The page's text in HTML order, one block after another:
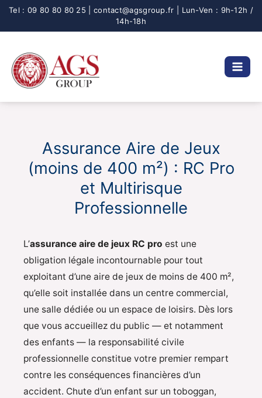
Aller
Assurance Aire de Jeux
(moins de 400 m²) : RC Pro
et Multirisque
Professionnelle
L’assurance aire de jeux RC pro est une
obligation légale incontournable pour tout
exploitant d’une aire de jeux de moins de 400 m²,
qu’elle soit installée dans un centre commercial,
une salle dédiée ou un espace de loisirs. Dès lors
que vous accueillez du public — et notamment
des enfants — la responsabilité civile
professionnelle constitue votre premier rempart
contre les conséquences financières d’un
accident. Chute d’un enfant sur un toboggan,